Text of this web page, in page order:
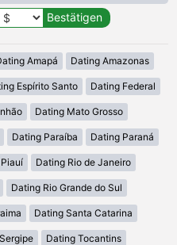
Amapá Dating Amazonas
Espírito Santo Dating Federal
Dating Mato Grosso
Dating Paraíba Dating Paraná
Dating Rio de Janeiro
Dating Rio Grande do Sul
Dating Santa Catarina
Dating Tocantins